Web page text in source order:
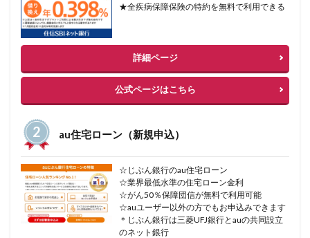
★全疾病保障保険の特約を無料で利用できる
詳細ページ
公式ページはこちら
au住宅ローン（新規申込）
☆じぶん銀行のau住宅ローン
☆業界最低水準の住宅ローン金利
☆がん50％保障団信が無料で利用可能
☆auユーザー以外の方でもお申込みできます
＊じぶん銀行は三菱UFJ銀行とauの共同設立
のネット銀行